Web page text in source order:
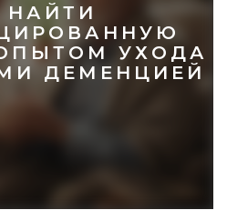
НАЙТИ
УХОДА
ДЕМЕНЦИЕЙ